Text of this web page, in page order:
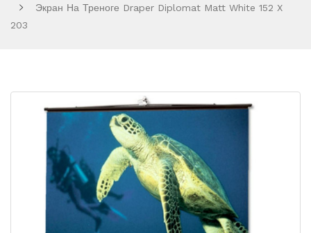
Экран На Треноге Draper Diplomat Matt White 152 X
203